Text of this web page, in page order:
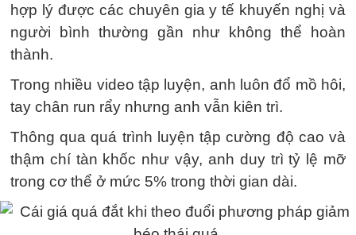
hợp lý được các chuyên gia y tế khuyến nghị và
người bình thường gần như không thể hoàn
thành.
Trong nhiều video tập luyện, anh luôn đổ mồ hôi,
tay chân run rẩy nhưng anh vẫn kiên trì.
Thông qua quá trình luyện tập cường độ cao và
thậm chí tàn khốc như vậy, anh duy trì tỷ lệ mỡ
trong cơ thể ở mức 5% trong thời gian dài.